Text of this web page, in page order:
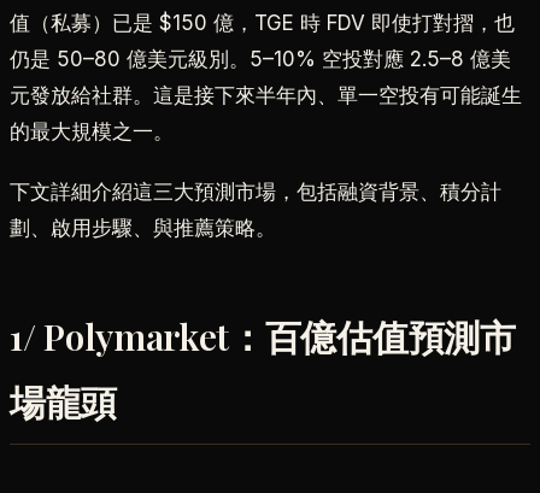
值（私募）已是 $150 億，TGE 時 FDV 即使打對摺，也
仍是 50–80 億美元級別。5–10% 空投對應 2.5–8 億美
元發放給社群。這是接下來半年內、單一空投有可能誕生
的最大規模之一。
下文詳細介紹這三大預測市場，包括融資背景、積分計
劃、啟用步驟、與推薦策略。
1/ Polymarket：百億估值預測市
場龍頭